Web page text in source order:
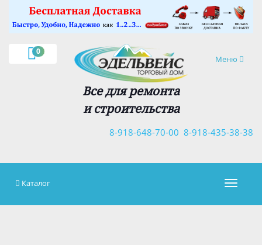
0
Навигация
Меню
Все для ремонта
и строительства
8-918-435-38-38
8-918-648-70-00
×
Каталог